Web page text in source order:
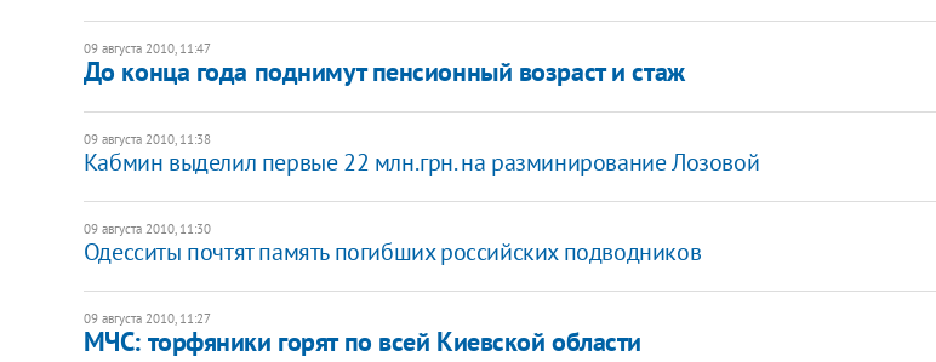
09 августа 2010, 11:47
До конца года поднимут пенсионный возраст и стаж
09 августа 2010, 11:38
Кабмин выделил первые 22 млн.грн. на разминирование Лозовой
09 августа 2010, 11:30
Одесситы почтят память погибших российских подводников
09 августа 2010, 11:27
МЧС: торфяники горят по всей Киевской области